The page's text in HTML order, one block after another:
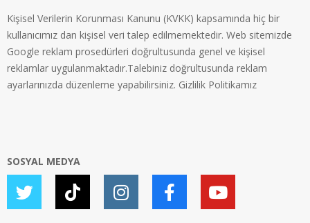
Kişisel Verilerin Korunması Kanunu (KVKK) kapsamında hiç bir
kullanıcımız dan kişisel veri talep edilmemektedir. Web sitemizde
Google reklam prosedürleri doğrultusunda genel ve kişisel
reklamlar uygulanmaktadır.Talebiniz doğrultusunda reklam
ayarlarınızda düzenleme yapabilirsiniz. Gizlilik Politikamız
SOSYAL MEDYA